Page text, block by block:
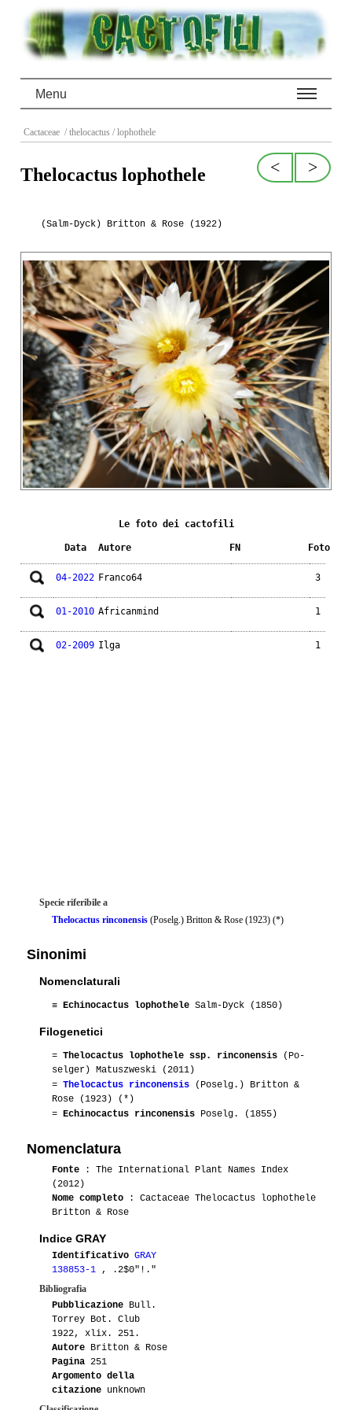
Menu
Cactaceae / thelocactus / lophothele
>
<
Thelocactus lophothele
(Salm-Dyck) Britton & Rose (1922)
Le foto dei cactofili
Data Autore FN Foto
04-2022 Franco64 3
01-2010 Africanmind 1
02-2009 Ilga 1
Specie riferibile a
Thelocactus rinconensis (Poselg.) Britton & Rose (1923) (*)
Sinonimi
Nomenclaturali
≡ Echinocactus lophothele Salm-Dyck (1850)
Filogenetici
= Thelocactus lophothele ssp. rinconensis (Po-
selger) Matuszweski (2011)
= Thelocactus rinconensis (Poselg.) Britton &
Rose (1923) (*)
= Echinocactus rinconensis Poselg. (1855)
Nomenclatura
Fonte : The International Plant Names Index
(2012)
Nome completo : Cactaceae Thelocactus lophothele
Britton & Rose
Indice GRAY
Identificativo GRAY
138853-1 , .2$0"!."
Bibliografia
Pubblicazione Bull.
Torrey Bot. Club
1922, xlix. 251.
Autore Britton & Rose
Pagina 251
Argomento della
citazione unknown